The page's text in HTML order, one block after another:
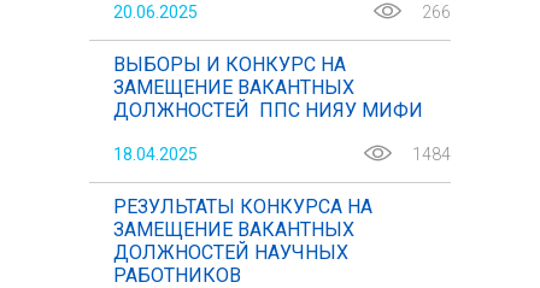
20.06.2025 266
ВЫБОРЫ И КОНКУРС НА
ЗАМЕЩЕНИЕ ВАКАНТНЫХ
ДОЛЖНОСТЕЙ ППС НИЯУ МИФИ
18.04.2025 1484
РЕЗУЛЬТАТЫ КОНКУРСА НА
ЗАМЕЩЕНИЕ ВАКАНТНЫХ
ДОЛЖНОСТЕЙ НАУЧНЫХ
РАБОТНИКОВ